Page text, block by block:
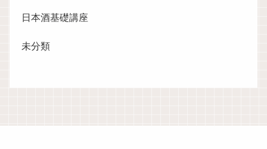
日本酒基礎講座
未分類